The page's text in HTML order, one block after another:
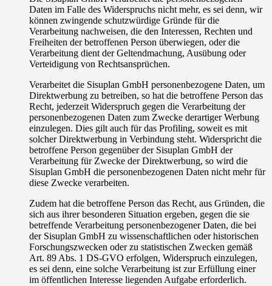
Daten im Falle des Widerspruchs nicht mehr, es sei denn, wir
können zwingende schutzwürdige Gründe für die
Verarbeitung nachweisen, die den Interessen, Rechten und
Freiheiten der betroffenen Person überwiegen, oder die
Verarbeitung dient der Geltendmachung, Ausübung oder
Verteidigung von Rechtsansprüchen.
Verarbeitet die Sisuplan GmbH personenbezogene Daten, um
Direktwerbung zu betreiben, so hat die betroffene Person das
Recht, jederzeit Widerspruch gegen die Verarbeitung der
personenbezogenen Daten zum Zwecke derartiger Werbung
einzulegen. Dies gilt auch für das Profiling, soweit es mit
solcher Direktwerbung in Verbindung steht. Widerspricht die
betroffene Person gegenüber der Sisuplan GmbH der
Verarbeitung für Zwecke der Direktwerbung, so wird die
Sisuplan GmbH die personenbezogenen Daten nicht mehr für
diese Zwecke verarbeiten.
Zudem hat die betroffene Person das Recht, aus Gründen, die
sich aus ihrer besonderen Situation ergeben, gegen die sie
betreffende Verarbeitung personenbezogener Daten, die bei
der Sisuplan GmbH zu wissenschaftlichen oder historischen
Forschungszwecken oder zu statistischen Zwecken gemäß
Art. 89 Abs. 1 DS-GVO erfolgen, Widerspruch einzulegen,
es sei denn, eine solche Verarbeitung ist zur Erfüllung einer
im öffentlichen Interesse liegenden Aufgabe erforderlich.